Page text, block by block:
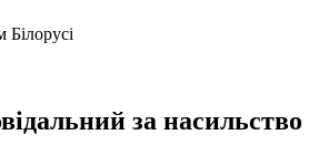
за насильство